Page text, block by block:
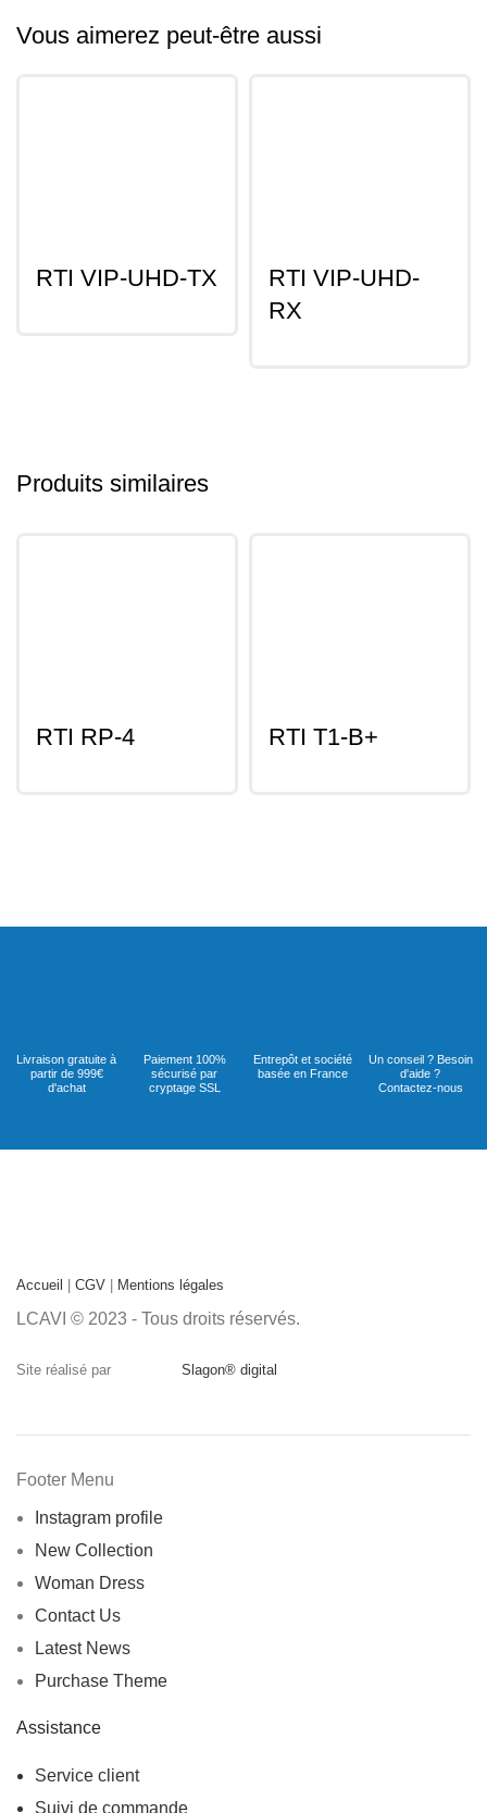
Vous aimerez peut-être aussi
RTI VIP-UHD-TX
RTI VIP-UHD-
RX
Produits similaires
RTI RP-4 RTI T1-B+
Livraison gratuite à
partir de 999€
d'achat
Paiement 100%
sécurisé par
cryptage SSL
Entrepôt et société
basée en France
Un conseil ? Besoin
d'aide ?
Contactez-nous
Accueil CGV Mentions légales
LCAVI © 2023 - Tous droits réservés.
Site réalisé par Slagon® digital
Footer Menu
Instagram profile
New Collection
Woman Dress
Contact Us
Latest News
Purchase Theme
Assistance
Service client
Suivi de commande